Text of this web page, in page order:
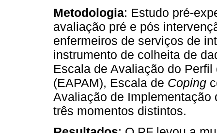
Metodologia: Estudo pré-
avaliação pré e pós
enfermeiros de serviços de
instrumento de colheita de
Escala de Avaliação do
(EAPAM), Escala de Coping
Avaliação de Implementação
três momentos distintos.